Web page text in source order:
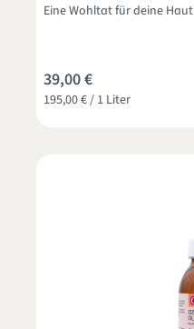
Eine Wohltat für deine Haut
195,00 € / 1 Liter
39,00 €